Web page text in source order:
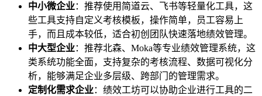
中小微企业：推荐使用简道云、飞书等轻量化工具，这
些工具支持自定义考核模板，操作简单，员工容易上
手，而且成本较低，适合初创团队快速落地绩效管理。
中大型企业：推荐北森、Moka等专业绩效管理系统，这
类系统功能全面，支持复杂的考核流程、数据可视化分
析，能够满足企业多层级、跨部门的管理需求。
定制化需求企业：绩效工坊可以协助企业进行工具的二